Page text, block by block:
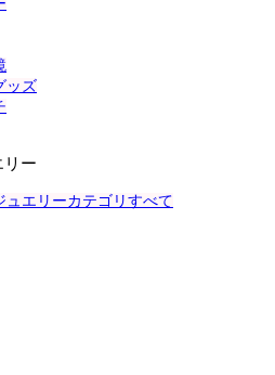
ッズ
リー
ュエリーカテゴリすべて